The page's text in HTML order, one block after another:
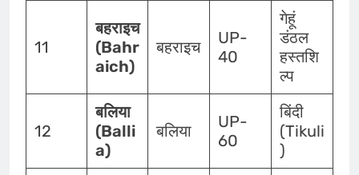
11
बहराइच
(Bahr
aich)
बहराइच
UP-
40
गेहूं
डंठल
हस्तशि
ल्प
12
बलिया
(Balli
a)
बलिया
UP-
60
बिंदी
(Tikuli
)